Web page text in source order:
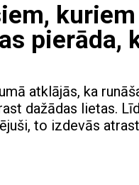
pierāda,
atklājās, ka
dažādas lietas.
to izdevās